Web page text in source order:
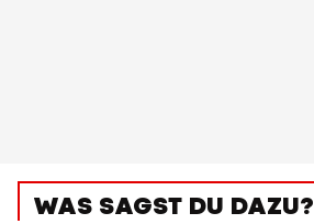
WAS SAGST DU DAZU?